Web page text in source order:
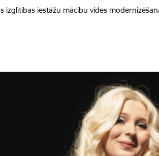
iestāžu mācību vides